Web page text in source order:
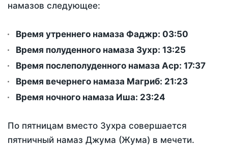
намазов следующее:
Время утреннего намаза Фаджр: 03:50
Время полуденного намаза Зухр: 13:25
Время послеполуденного намаза Аср: 17:37
Время вечернего намаза Магриб: 21:23
Время ночного намаза Иша: 23:24
По пятницам вместо Зухра совершается
пятничный намаз Джума (Жума) в мечети.